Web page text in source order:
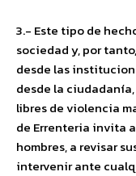
3.- Este tipo de
sociedad y, por
desde las
desde la
libres de violencia
de Errenteria invita
hombres, a revisar
intervenir ante